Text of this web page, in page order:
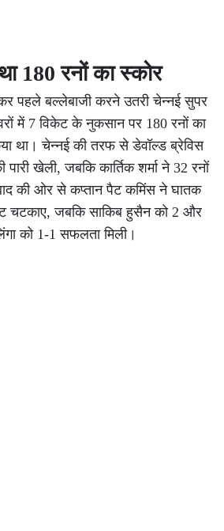
180 रनों का स्कोर
पहले बल्लेबाजी करने उतरी चेन्नई सुपर
में 7 विकेट के नुकसान पर 180 रनों का
था। चेन्नई की तरफ से डेवॉल्ड ब्रेविस
खेली, जबकि कार्तिक शर्मा ने 32 रनों
की ओर से कप्तान पैट कमिंस ने घातक
चटकाए, जबकि साकिब हुसैन को 2 और
को 1-1 सफलता मिली।